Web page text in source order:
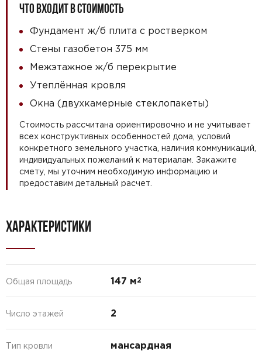
ЧТО ВХОДИТ В СТОИМОСТЬ
Фундамент ж/б плита с ростверком
Стены газобетон 375 мм
Межэтажное ж/б перекрытие
Утеплённая кровля
Окна (двухкамерные стеклопакеты)
Стоимость рассчитана ориентировочно и не учитывает
всех конструктивных особенностей дома, условий
конкретного земельного участка, наличия коммуникаций,
индивидуальных пожеланий к материалам. Закажите
смету, мы уточним необходимую информацию и
предоставим детальный расчет.
ХАРАКТЕРИСТИКИ
Общая площадь 147 м2
Число этажей 2
Тип кровли мансардная